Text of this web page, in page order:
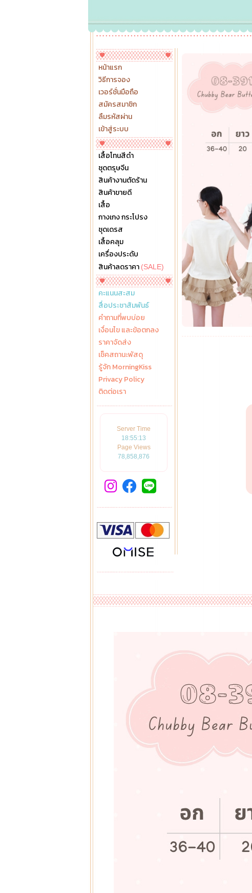
หน้าแรก
วิธีการจอง
เวอร์ชั่นมือถือ
สมัครสมาชิก
ลืมรหัสผ่าน
เข้าสู่ระบบ
เสื้อโทนสีดำ
ชุดตรุษจีน
สินค้างานตัดร้าน
สินค้าขายดี
เสื้อ
กางเกง กระโปรง
ชุดเดรส
เสื้อคลุม
เครื่องประดับ
สินค้าลดราคา (SALE)
คะแนนสะสม
สื่อประชาสัมพันธ์
คำถามที่พบบ่อย
เงื่อนไข และข้อตกลง
ราคาจัดส่ง
เช็คสถานะพัสดุ
รู้จัก MorningKiss
Privacy Policy
ติดต่อเรา
Server Time
18:55:14
Page Views
78,858,876